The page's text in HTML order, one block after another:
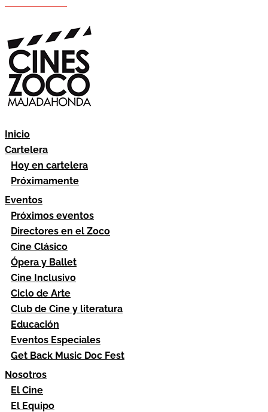
Inicio
Cartelera
Hoy en cartelera
Próximamente
Eventos
Próximos eventos
Directores en el Zoco
Cine Clásico
Ópera y Ballet
Cine Inclusivo
Ciclo de Arte
Club de Cine y literatura
Educación
Eventos Especiales
Get Back Music Doc Fest
Nosotros
El Cine
El Equipo